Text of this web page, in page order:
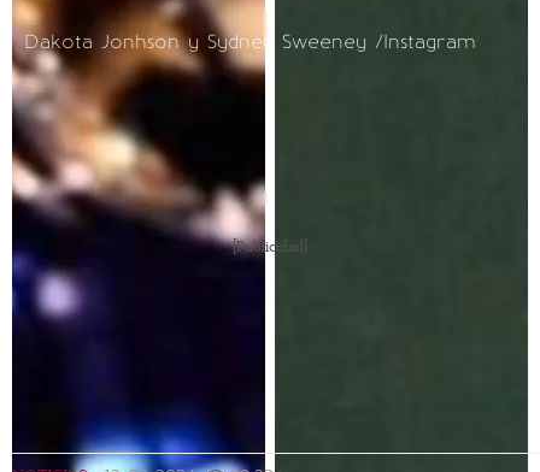
Dakota Jonhson y Sydney Sweeney /Instagram
[Publicidad]